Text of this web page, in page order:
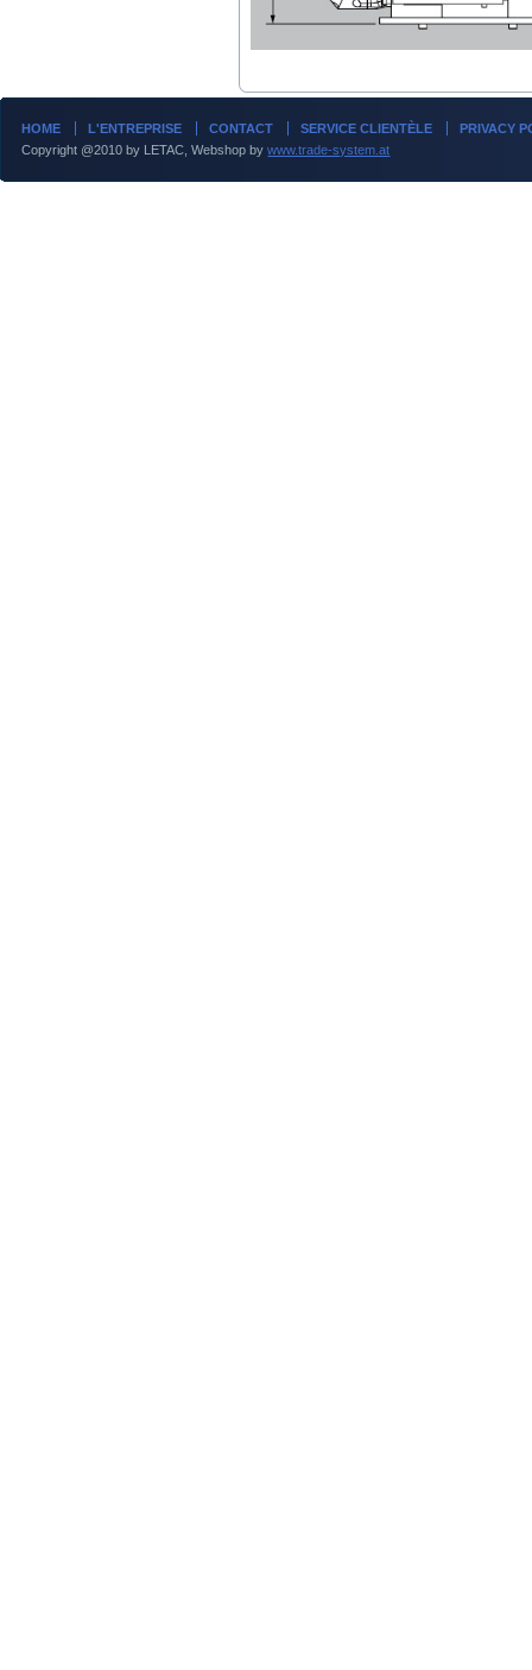
HOME L'ENTREPRISE CONTACT SERVICE CLIENTÈLE
PRIVACY
Copyright @2010 by LETAC, Webshop bywww.trade-system.at